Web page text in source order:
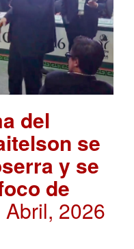
del
se
y se
de
Abril, 2026